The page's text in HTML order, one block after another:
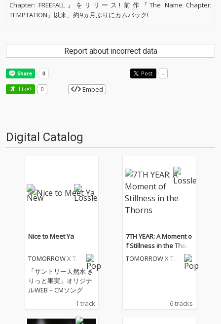
Chapter: FREEFALL』をリリース! 前作『The Name Chapter:
TEMPTATION』以来、約9ヵ月ぶりにカムバック!
Report about incorrect data
Post -
Like! 0 Embed
Digital Catalog
Nice to Meet Ya
TOMORROW X TO
「サントリー天然水 き
りっと果実」オリジナ
ルWEB－CMソング
1 track
7TH YEAR: A Moment o
f Stillness in the Thorn
s
TOMORROW X TO
6 tracks